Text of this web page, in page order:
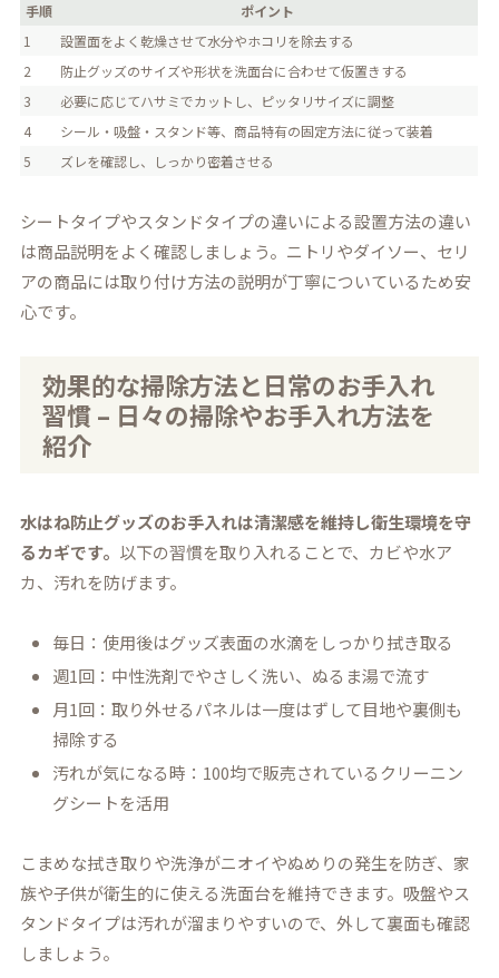
手順
ポイント
1
設置面をよく乾燥させて水分やホコリを除去する
2
防止グッズのサイズや形状を洗面台に合わせて仮置きする
3
必要に応じてハサミでカットし、ピッタリサイズに調整
4
シール・吸盤・スタンド等、商品特有の固定方法に従って装着
5
ズレを確認し、しっかり密着させる
シートタイプやスタンドタイプの違いによる設置方法の違い
は商品説明をよく確認しましょう。ニトリやダイソー、セリ
アの商品には取り付け方法の説明が丁寧についているため安
心です。
効果的な掃除方法と日常のお手入れ
習慣 – 日々の掃除やお手入れ方法を
紹介
水はね防止グッズのお手入れは清潔感を維持し衛生環境を守
るカギです。 以下の習慣を取り入れることで、カビや水ア
カ、汚れを防げます。
毎日：使用後はグッズ表面の水滴をしっかり拭き取る
週1回：中性洗剤でやさしく洗い、ぬるま湯で流す
月1回：取り外せるパネルは一度はずして目地や裏側も
掃除する
汚れが気になる時：100均で販売されているクリーニン
グシートを活用
こまめな拭き取りや洗浄がニオイやぬめりの発生を防ぎ、家
族や子供が衛生的に使える洗面台を維持できます。吸盤やス
タンドタイプは汚れが溜まりやすいので、外して裏面も確認
しましょう。